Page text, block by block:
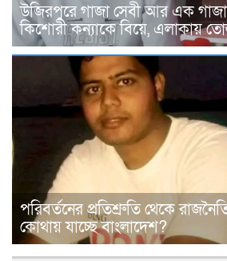
উজিরপুরে গাজা সেবী আর এক
কিশোরী কন্যাকে বিয়ে, এলাকায়
পরিবর্তনের প্রতিশ্রুতি থেকে
কোথায় যাচ্ছে বাংলাদেশ?